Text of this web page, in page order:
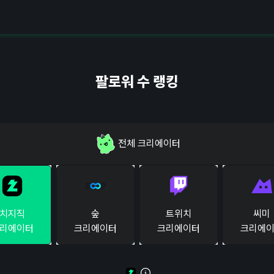
팔로워 수 랭킹
전체 크리에이터
치지직
에이터
숲
크리에이터
트위치
크리에이터
씨미
크리에